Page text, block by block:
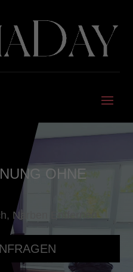
OHNE
Narben Entfernen